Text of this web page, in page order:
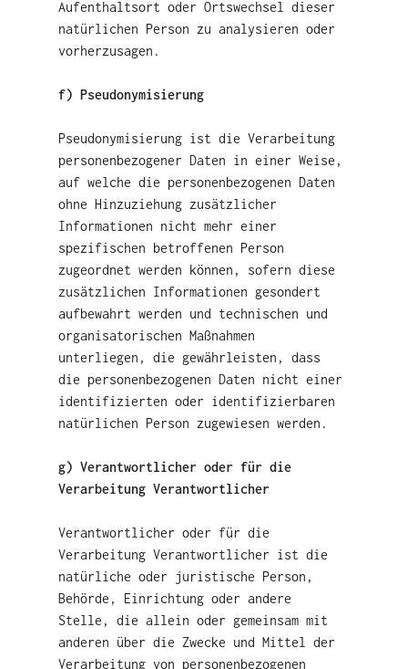
Aufenthaltsort oder Ortswechsel dieser
natürlichen Person zu analysieren oder
vorherzusagen.
f) Pseudonymisierung
Pseudonymisierung ist die Verarbeitung
personenbezogener Daten in einer Weise,
auf welche die personenbezogenen Daten
ohne Hinzuziehung zusätzlicher
Informationen nicht mehr einer
spezifischen betroffenen Person
zugeordnet werden können, sofern diese
zusätzlichen Informationen gesondert
aufbewahrt werden und technischen und
organisatorischen Maßnahmen
unterliegen, die gewährleisten, dass
die personenbezogenen Daten nicht einer
identifizierten oder identifizierbaren
natürlichen Person zugewiesen werden.
g) Verantwortlicher oder für die
Verarbeitung Verantwortlicher
Verantwortlicher oder für die
Verarbeitung Verantwortlicher ist die
natürliche oder juristische Person,
Behörde, Einrichtung oder andere
Stelle, die allein oder gemeinsam mit
anderen über die Zwecke und Mittel der
Verarbeitung von personenbezogenen